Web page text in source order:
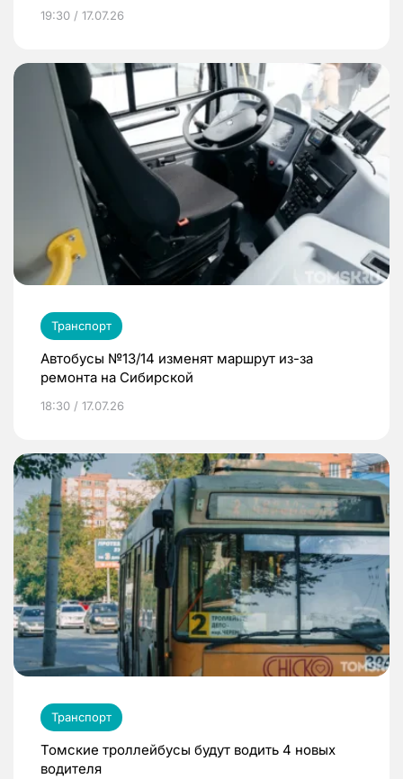
19:30 / 17.07.26
Транспорт
Автобусы №13/14 изменят маршрут из-за
ремонта на Сибирской
18:30 / 17.07.26
Транспорт
Томские троллейбусы будут водить 4 новых
водителя